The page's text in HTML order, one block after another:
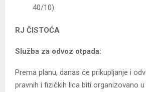
40/10).
RJ ČISTOĆA
Služba za odvoz otpada:
Prema planu, danas će prikupljanje i
pravnih i fizičkih lica biti organizovano u